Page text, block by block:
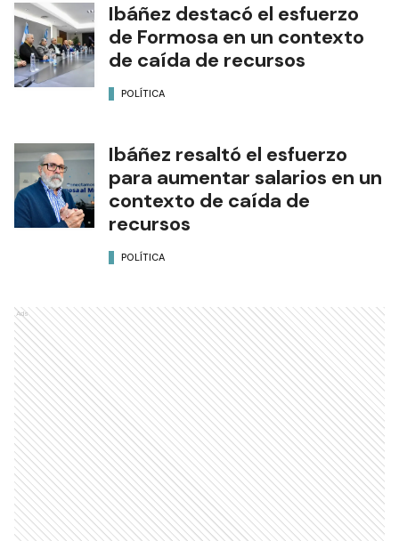
Ibáñez destacó el esfuerzo
de Formosa en un contexto
de caída de recursos
POLÍTICA
Ibáñez resaltó el esfuerzo
para aumentar salarios en un
contexto de caída de
recursos
POLÍTICA
Ads